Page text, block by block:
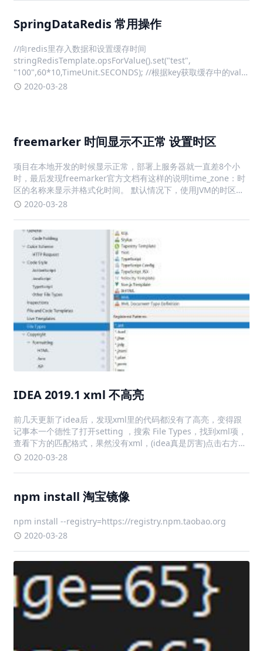
SpringDataRedis 常用操作
//向redis里存入数据和设置缓存时间
stringRedisTemplate.opsForValue().set("test",
"100",60*10,TimeUnit.SECONDS); //根据key获取缓存中的val
stringRedisTemplate.opsForValue().
2020-03-28
freemarker 时间显示不正常 设置时区
项目在本地开发的时候显示正常，部署上服务器就一直差8个小
时，最后发现freemarker官方文档有这样的说明time_zone：时
区的名称来显示并格式化时间。 默认情况下，使用JVM的时区。
也可以是 Java 时区 API 接受的值，或者 "JVM default" (从
2020-03-28
IDEA 2019.1 xml 不高亮
前几天更新了idea后，发现xml里的代码都没有了高亮，变得跟
记事本一个德性了打开setting ，搜索 File Types，找到xml项，
查看下方的匹配格式，果然没有xml，(idea真是厉害)点击右方的
+，输入*.xml，点击ok，解决问题
2020-03-28
npm install 淘宝镜像
npm install --registry=https://registry.npm.taobao.org
2020-03-28